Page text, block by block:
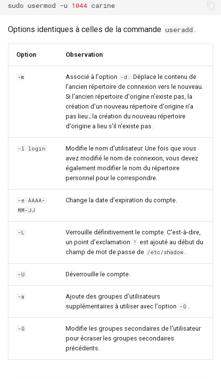
sudo usermod -u 1044
Options identiques à celles de la commande useradd .
Option Observation
-m Associé à l'option -d. Déplace le contenu de
l'ancien répertoire de connexion vers le nouveau.
Si l'ancien répertoire d'origine n'existe pas, la
création d'un nouveau répertoire d'origine n'a
pas lieu ; la création du nouveau répertoire
d'origine a lieu s'il n'existe pas.
-l login
Modifie le nom d'utilisateur. Une fois que vous
avez modifié le nom de connexion, vous devez
également modifier le nom du répertoire
personnel pour le correspondre.
-e AAAA-
MM-JJ
Change la date d’expiration du compte.
-L
Verrouille définitivement le compte. C'est-à-dire,
un point d'exclamation
!
est ajouté au début du
champ de mot de passe de /etc/shadow .
-U Déverrouille le compte.
-a
Ajoute des groupes d'utilisateurs
supplémentaires à utiliser avec l'option -G .
-G
Modifie les groupes secondaires de l'utilisateur
pour écraser les groupes secondaires
précédents.